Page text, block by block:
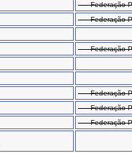
Federação
Federação
Federação
Federação
Federação
Federação